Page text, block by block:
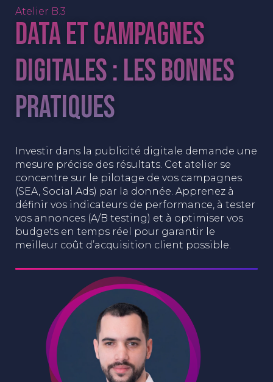
Atelier B.3
Data et campagnes
digitales : les bonnes
pratiques
Investir dans la publicité digitale demande une
mesure précise des résultats. Cet atelier se
concentre sur le pilotage de vos campagnes
(SEA, Social Ads) par la donnée. Apprenez à
définir vos indicateurs de performance, à tester
vos annonces (A/B testing) et à optimiser vos
budgets en temps réel pour garantir le
meilleur coût d’acquisition client possible.